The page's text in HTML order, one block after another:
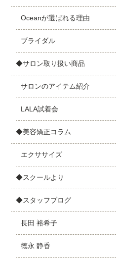
Oceanが選ばれる理由
ブライダル
◆サロン取り扱い商品
サロンのアイテム紹介
LALA試着会
◆美容矯正コラム
エクササイズ
◆スクールより
◆スタッフブログ
長田 裕希子
徳永 静香